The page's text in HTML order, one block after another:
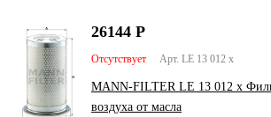
Арт. LE 13 012 x
Отсутствует
MANN-FILTER LE 13 012 x
воздуха от масла
26144 Р